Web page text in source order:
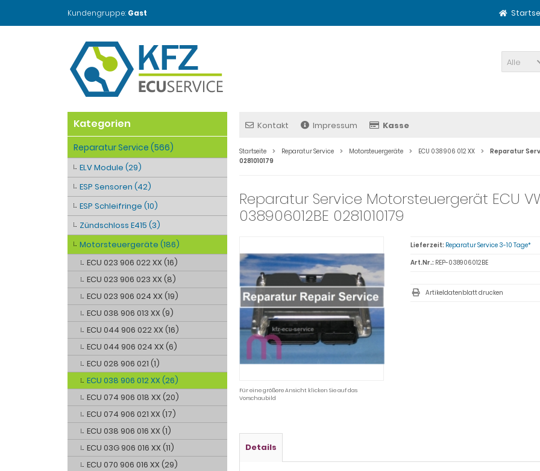
Kundengruppe: Gast
Alle
Kontakt Impressum Kasse
Startseite Reparatur Service Motorsteuergeräte ECU 038 906 012 XX
Reparatur
0281010179
Reparatur Service Motorsteuergerät ECU VW
038906012BE 0281010179
Für eine größere Ansicht klicken Sie auf das
Vorschaubild
Lieferzeit: Reparatur Service 3-10 Tage*
Art.Nr.: REP-038906012BE
Artikeldatenblatt drucken
Details
Kategorien
Reparatur Service (566)
ELV Module (29)
ESP Sensoren (42)
ESP Schleifringe (10)
Zündschloss E415 (3)
Motorsteuergeräte (186)
ECU 023 906 022 XX (16)
ECU 023 906 023 XX (8)
ECU 023 906 024 XX (19)
ECU 038 906 013 XX (9)
ECU 044 906 022 XX (16)
ECU 044 906 024 XX (6)
ECU 028 906 021 (1)
ECU 038 906 012 XX (26)
ECU 074 906 018 XX (20)
ECU 074 906 021 XX (17)
ECU 038 906 016 XX (1)
ECU 03G 906 016 XX (11)
ECU 070 906 016 XX (29)